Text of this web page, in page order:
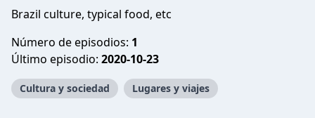
Brazil culture, typical food, etc
Número de episodios: 1
Último episodio: 2020-10-23
Cultura y sociedad Lugares y viajes